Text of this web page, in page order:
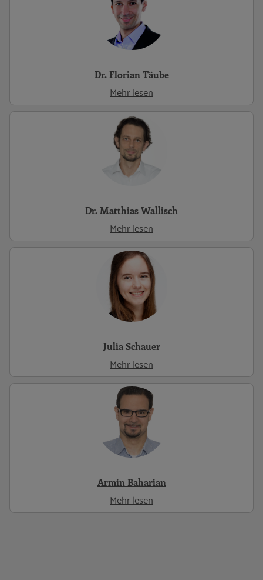
Dr. Florian Täube
Mehr lesen
Dr. Matthias Wallisch
Mehr lesen
Julia Schauer
Mehr lesen
Armin Baharian
Mehr lesen